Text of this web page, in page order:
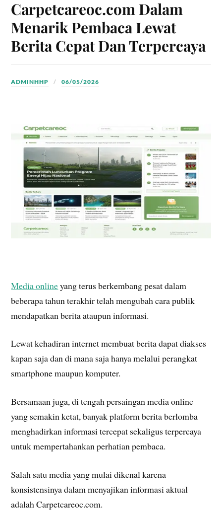
Carpetcareoc.com Dalam
Menarik Pembaca Lewat
Berita Cepat Dan Terpercaya
ADMINHHP 06/05/2026
Media onlineyang terus berkembang pesat dalam
beberapa tahun terakhir telah mengubah cara publik
mendapatkan berita ataupun informasi.
Lewat kehadiran internet membuat berita dapat diakses
kapan saja dan di mana saja hanya melalui perangkat
smartphone maupun komputer.
Bersamaan juga, di tengah persaingan media online
yang semakin ketat, banyak platform berita berlomba
menghadirkan informasi tercepat sekaligus terpercaya
untuk mempertahankan perhatian pembaca.
Salah satu media yang mulai dikenal karena
konsistensinya dalam menyajikan informasi aktual
adalah Carpetcareoc.com.